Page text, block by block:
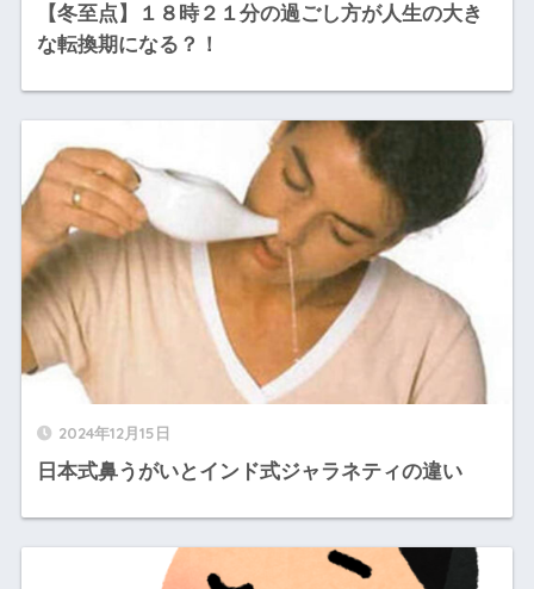
【冬至点】１８時２１分の過ごし方が人生の大き
な転換期になる？！
2024年12月15日
日本式鼻うがいとインド式ジャラネティの違い